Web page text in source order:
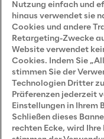
Datenschutzhinweis
Datenschutzhinweis
Grundsatzerklärung -
Accessibility
Careers
Nutzung einfach und
hinaus verwendet sie
Cookies und andere
Retargeting-Zwecke
Website verwendet
Cookies. Indem Sie
stimmen Sie der
Technologien Dritter
Präferenzen jederzeit
Einstellungen in Ihrem
Schließen dieses
rechten Ecke, wird